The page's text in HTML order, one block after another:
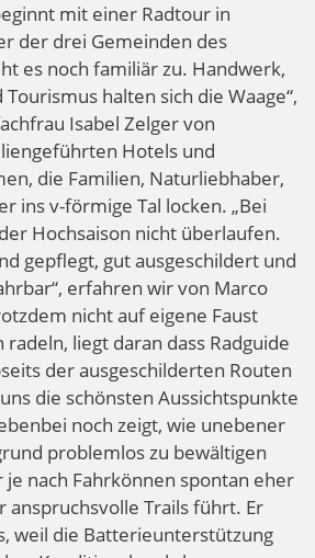
mit einer Radtour in
der drei Gemeinden des
es noch familiär zu. Handwerk,
halten sich die Waage“,
Isabel Zelger von
Hotels und
die Familien, Naturliebhaber,
ins v-förmige Tal locken. „Bei
Hochsaison nicht überlaufen.
gepflegt, gut ausgeschildert und
erfahren wir von Marco
nicht auf eigene Faust
liegt daran dass Radguide
der ausgeschilderten Routen
die schönsten Aussichtspunkte
noch zeigt, wie unebener
problemlos zu bewältigen
je nach Fahrkönnen spontan eher
anspruchsvolle Trails führt. Er
weil die Batterieunterstützung